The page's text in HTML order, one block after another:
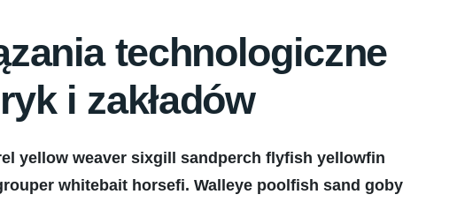
technologiczne
i zakładów
yellow weaver sixgill sandperch flyfish yellowfin
whitebait horsefi. Walleye poolfish sand goby